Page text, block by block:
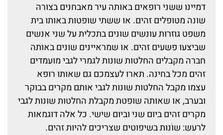
דמיינו ששני רופאים באותה עיר מאבחנים בצורה
שונה מטופלים זהים. או ששתי שופטות באותו בית
משפט גוזרות עונשים שונים בתכלית על שני אנשים
שביצעו פשעים זהים. או שמראיינים שונים באותה
חברה מקבלים החלטות שונות לגמרי לגבי מועמדים
זהים מכל בחינה. תארו לעצמכם גם שאותו רופא
עצמו מקבל החלטות שונות לגבי אותם מקרים בבוקר
ובערב, או שאותה שופטת מקבלת החלטות שונות לגבי
מקרים זהים ביום שני וביום שישי. כל אלה דוגמאות
לרעש: שוֹנוּת בשיפוטים שצריכים להיות זהים.